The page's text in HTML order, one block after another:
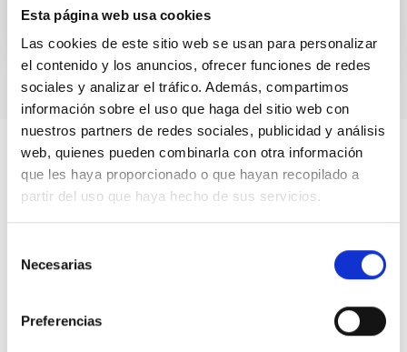
Esta página web usa cookies
Las cookies de este sitio web se usan para personalizar
el contenido y los anuncios, ofrecer funciones de redes
sociales y analizar el tráfico. Además, compartimos
información sobre el uso que haga del sitio web con
nuestros partners de redes sociales, publicidad y análisis
web, quienes pueden combinarla con otra información
que les haya proporcionado o que hayan recopilado a
partir del uso que haya hecho de sus servicios.
Necesarias
Preferencias